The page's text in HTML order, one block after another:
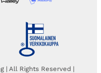
| All Rights Reserved |